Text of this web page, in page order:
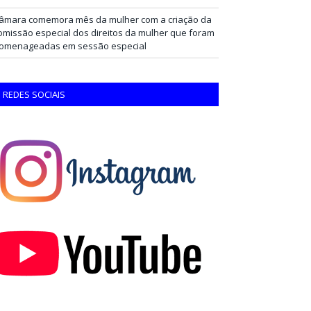
comemora mês da mulher com a criação da
especial dos direitos da mulher que foram
em sessão especial
REDES SOCIAIS